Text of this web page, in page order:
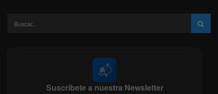
📬
Suscríbete a nuestra Newsletter